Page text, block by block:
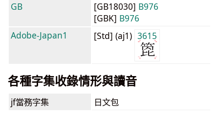
GB
[GB18030] B976
[GBK] B976
Adobe-Japan1
[Std] (aj1) 3615
各種字集收錄情形與讀音
jf當務字集 日文包